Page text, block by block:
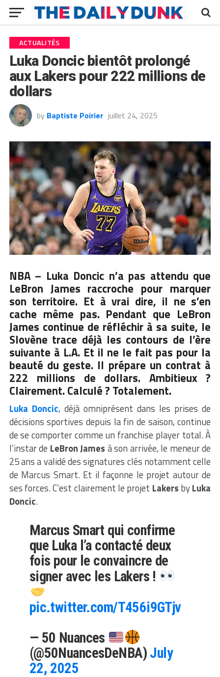
ACTUALITÉS
Luka Doncic bientôt prolongé
aux Lakers pour 222 millions de
dollars
by Baptiste Poirier juillet 24, 2025
NBA – Luka Doncic n’a pas attendu que
LeBron James raccroche pour marquer
son territoire. Et à vrai dire, il ne s’en
cache même pas. Pendant que LeBron
James continue de réfléchir à sa suite, le
Slovène trace déjà les contours de l’ère
suivante à L.A. Et il ne le fait pas pour la
beauté du geste. Il prépare un contrat à
222 millions de dollars. Ambitieux ?
Clairement. Calculé ? Totalement.
Luka Doncic, déjà omniprésent dans les prises de
décisions sportives depuis la fin de saison, continue
de se comporter comme un franchise player total. À
l’instar de LeBron James à son arrivée, le meneur de
25 ans a validé des signatures clés notamment celle
de Marcus Smart. Et il façonne le projet autour de
ses forces. C’est clairement le projet Lakers byLuka
Doncic.
Marcus Smart qui confirme
que Luka l’a contacté deux
fois pour le convaincre de
signer avec les Lakers !
pic.twitter.com/T456i9GTjv
— 50 Nuances
(@50NuancesDeNBA) July
22, 2025